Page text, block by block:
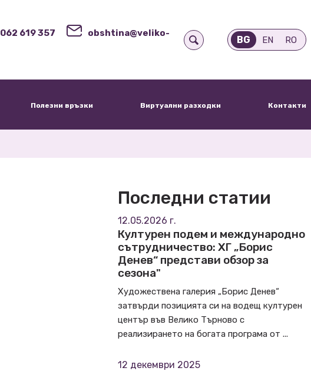
062 619 357
obshtina@veliko-
BG EN RO
Полезни връзки Виртуални разходки Контакти
Последни статии
12.05.2026 г.
Културен подем и международно
сътрудничество: ХГ „Борис
Денев“ представи обзор за
сезона"
Художествена галерия „Борис Денев“
затвърди позицията си на водещ културен
център във Велико Търново с
реализирането на богата програма от ...
12 декември 2025